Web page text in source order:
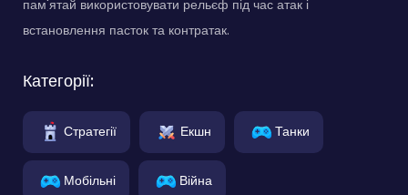
пам'ятай використовувати рельєф під час атак і
встановлення пасток та контратак.
Категорії:
Стратегії Екшн Танки
Мобільні Війна